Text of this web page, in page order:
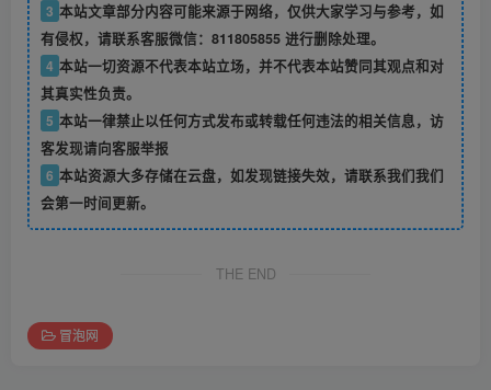
3 本站文章部分内容可能来源于网络，仅供大家学习与参考，如
有侵权，请联系客服微信：811805855 进行删除处理。
4 本站一切资源不代表本站立场，并不代表本站赞同其观点和对
其真实性负责。
5 本站一律禁止以任何方式发布或转载任何违法的相关信息，访
客发现请向客服举报
6 本站资源大多存储在云盘，如发现链接失效，请联系我们我们
会第一时间更新。
THE END
冒泡网